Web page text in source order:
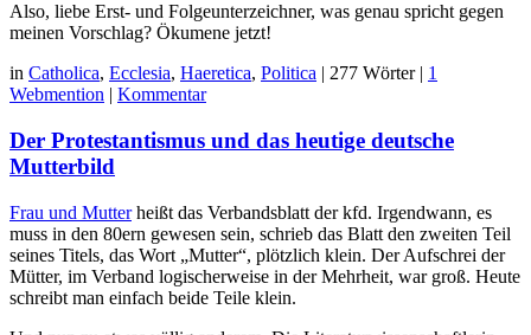
Also, liebe Erst- und Folgeunterzeichner, was genau spricht gegen
meinen Vorschlag? Ökumene jetzt!
in Catholica, Ecclesia, Haeretica, Politica 277 Wörter
1
Webmention
Kommentar
Der Protestantismus und das heutige deutsche
Mutterbild
Frau und Mutterheißt das Verbandsblatt der kfd. Irgendwann, es
muss in den 80ern gewesen sein, schrieb das Blatt den zweiten Teil
seines Titels, das Wort „Mutter“, plötzlich klein. Der Aufschrei der
Mütter, im Verband logischerweise in der Mehrheit, war groß. Heute
schreibt man einfach beide Teile klein.